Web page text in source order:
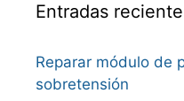
Entradas
Reparar módulo de
sobretensión